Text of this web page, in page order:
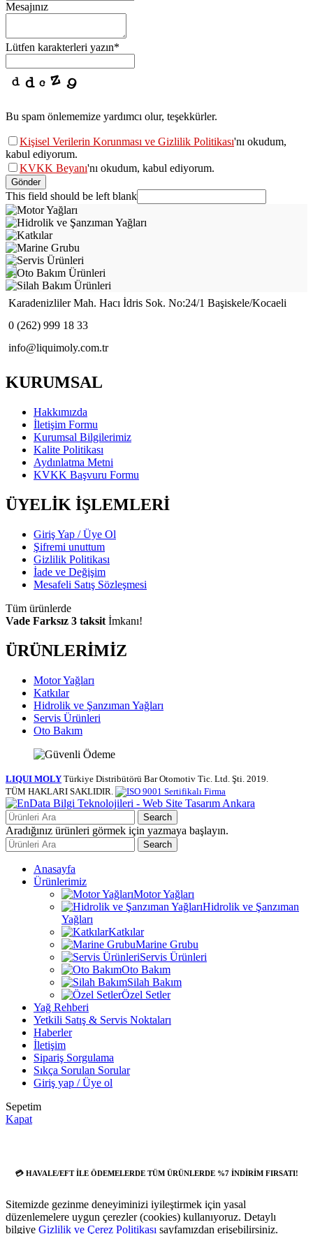
Mesajınız
Lütfen karakterleri yazın*
Bu spam önlememize yardımcı olur, teşekkürler.
Kişisel Verilerin Korunması ve Gizlilik Politikası'nı okudum,
kabul ediyorum.
KVKK Beyanı'nı okudum, kabul ediyorum.
Gönder
This field should be left blank
Karadenizliler Mah. Hacı İdris Sok. No:24/1 Başiskele/Kocaeli
0 (262) 999 18 33
info@liquimoly.com.tr
KURUMSAL
Hakkımızda
İletişim Formu
Kurumsal Bilgilerimiz
Kalite Politikası
Aydınlatma Metni
KVKK Başvuru Formu
ÜYELİK İŞLEMLERİ
Giriş Yap / Üye Ol
Şifremi unuttum
Gizlilik Politikası
İade ve Değişim
Mesafeli Satış Sözleşmesi
Tüm ürünlerde
Vade Farksız 3 taksit İmkanı!
ÜRÜNLERİMİZ
Motor Yağları
Katkılar
Hidrolik ve Şanzıman Yağları
Servis Ürünleri
Oto Bakım
LIQUI MOLY Türkiye Distribütörü Bar Otomotiv Tic. Ltd. Şti. 2019.
TÜM HAKLARI SAKLIDIR.
Search
Aradığınız ürünleri görmek için yazmaya başlayın.
Search
Anasayfa
Ürünlerimiz
Motor Yağları
Hidrolik ve Şanzıman
Yağları
Katkılar
Marine Grubu
Servis Ürünleri
Oto Bakım
Silah Bakım
Özel Setler
Yağ Rehberi
Yetkili Satış & Servis Noktaları
Haberler
İletişim
Sipariş Sorgulama
Sıkça Sorulan Sorular
Giriş yap / Üye ol
Sepetim
Kapat
💳 HAVALE/EFT İLE ÖDEMELERDE TÜM ÜRÜNLERDE %7 İNDİRİM FIRSATI!
Sitemizde gezinme deneyiminizi iyileştirmek için yasal
düzenlemelere uygun çerezler (cookies) kullanıyoruz. Detaylı
bilgiye Gizlilik ve Çerez Politikası sayfamızdan erişebilirsiniz.